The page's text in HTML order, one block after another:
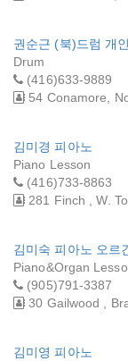
권순근 (북)드럼 개
Drum
(416)633-9889
54 Conamore,
김미경 피아노
Piano Lesson
(416)733-8863
281 Finch , W.
김미숙 피아노 오르
Piano&Organ
(905)791-3387
30 Gailwood ,
김미영 피아노